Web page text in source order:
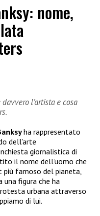
nome,
l’artista e cosa
ha rappresentato
dell’arte
giornalistica di
il nome dell’uomo che
famoso del pianeta,
una figura che ha
urbana attraverso
di lui.